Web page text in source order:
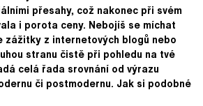
přesahy, což nakonec při svém
i porota ceny. Nebojíš se míchat
zážitky z internetových blogů nebo
stranu čistě při pohledu na tvé
celá řada srovnání od výrazu
či postmodernu. Jak si podobné